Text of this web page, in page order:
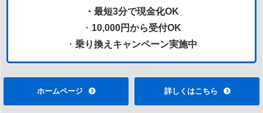
・最短3分で現金化OK
・ 10,000円から受付OK
・ 乗り換えキャンペーン実施中
ホームページ 詳しくはこちら